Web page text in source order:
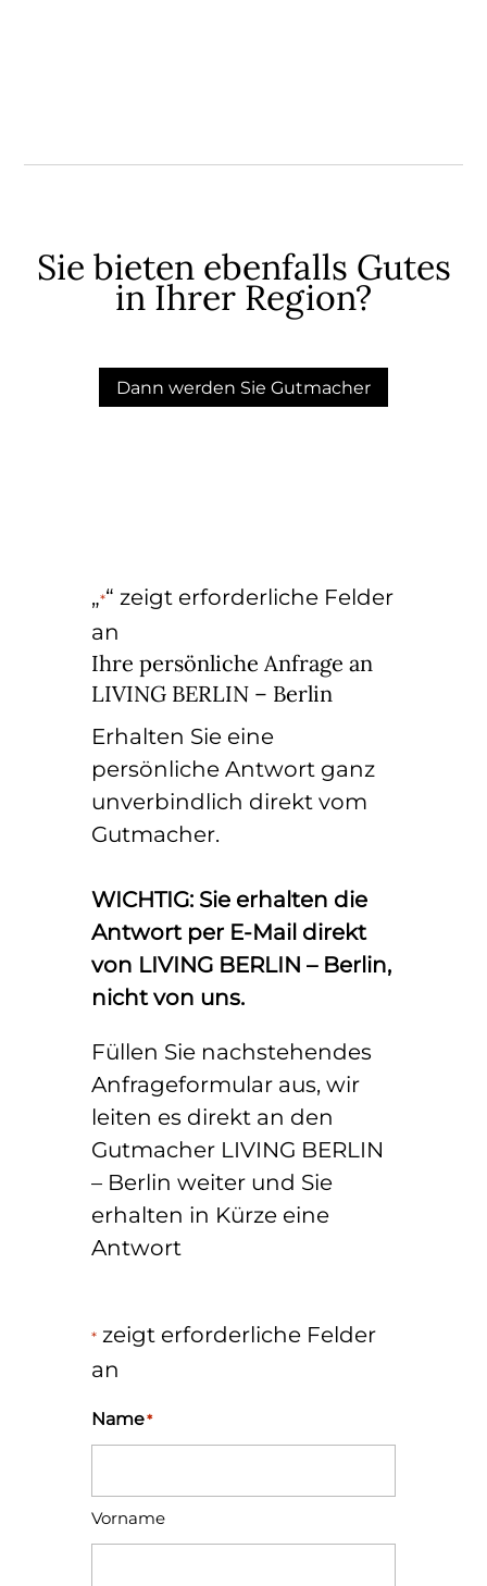
Sie bieten ebenfalls Gutes
in Ihrer Region?
Dann werden Sie Gutmacher
„*“ zeigt erforderliche Felder
an
Ihre persönliche Anfrage an
LIVING BERLIN – Berlin
Erhalten Sie eine
persönliche Antwort ganz
unverbindlich direkt vom
Gutmacher.
WICHTIG: Sie erhalten die
Antwort per E-Mail direkt
von LIVING BERLIN – Berlin,
nicht von uns.
Füllen Sie nachstehendes
Anfrageformular aus, wir
leiten es direkt an den
Gutmacher LIVING BERLIN
– Berlin weiter und Sie
erhalten in Kürze eine
Antwort
*zeigt erforderliche Felder
an
Name*
Vorname